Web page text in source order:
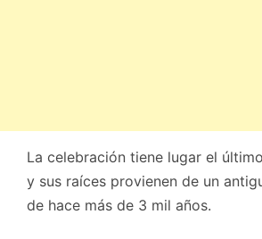
La celebración tiene lugar el
y sus raíces provienen de un
de hace más de 3 mil años.